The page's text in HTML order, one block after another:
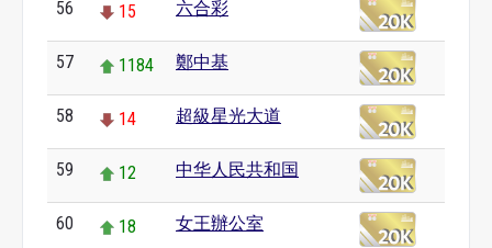
56 15 六合彩
57 1184 鄭中基
58 14 超級星光大道
59 12 中华人民共和国
60 18 女王辦公室